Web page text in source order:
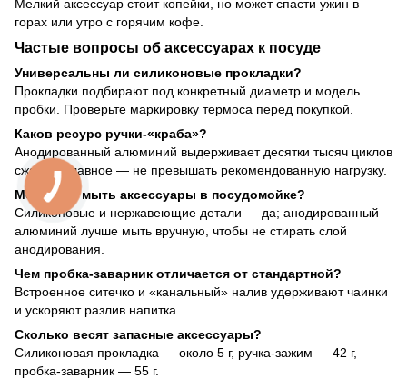
Мелкий аксессуар стоит копейки, но может спасти ужин в
горах или утро с горячим кофе.
Частые вопросы об аксессуарах к посуде
Универсальны ли силиконовые прокладки?
Прокладки подбирают под конкретный диаметр и модель
пробки. Проверьте маркировку термоса перед покупкой.
Каков ресурс ручки-«краба»?
Анодированный алюминий выдерживает десятки тысяч циклов
сжатия. Главное — не превышать рекомендованную нагрузку.
Можно ли мыть аксессуары в посудомойке?
Силиконовые и нержавеющие детали — да; анодированный
алюминий лучше мыть вручную, чтобы не стирать слой
анодирования.
Чем пробка-заварник отличается от стандартной?
Встроенное ситечко и «канальный» налив удерживают чаинки
и ускоряют разлив напитка.
Сколько весят запасные аксессуары?
Силиконовая прокладка — около 5 г, ручка-зажим — 42 г,
пробка-заварник — 55 г.